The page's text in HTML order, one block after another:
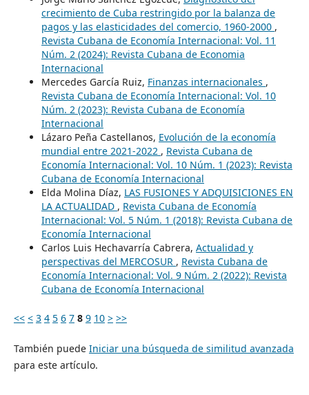
crecimiento de Cuba restringido por la balanza de
pagos y las elasticidades del comercio, 1960-2000 ,
Revista Cubana de Economía Internacional: Vol. 11
Núm. 2 (2024): Revista Cubana de Economia
Internacional
Mercedes García Ruiz, Finanzas internacionales ,
Revista Cubana de Economía Internacional: Vol. 10
Núm. 2 (2023): Revista Cubana de Economía
Internacional
Lázaro Peña Castellanos, Evolución de la economía
mundial entre 2021-2022 , Revista Cubana de
Economía Internacional: Vol. 10 Núm. 1 (2023): Revista
Cubana de Economía Internacional
Elda Molina Díaz, LAS FUSIONES Y ADQUISICIONES EN
LA ACTUALIDAD , Revista Cubana de Economía
Internacional: Vol. 5 Núm. 1 (2018): Revista Cubana de
Economía Internacional
Carlos Luis Hechavarría Cabrera, Actualidad y
perspectivas del MERCOSUR , Revista Cubana de
Economía Internacional: Vol. 9 Núm. 2 (2022): Revista
Cubana de Economía Internacional
<< < 3 4 5 6 7 8 9 10 > >>
También puede Iniciar una búsqueda de similitud avanzada
para este artículo.